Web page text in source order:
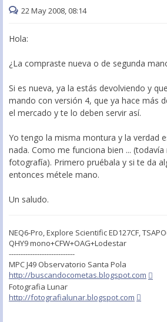
22 May 2008, 08:14
Hola:
¿La compraste nueva o de segunda
Si es nueva, ya la estás devolviendo y
mando con versión 4, que ya hace más
el mercado y te lo deben servir así.
Yo tengo la misma montura y la verdad
nada. Como me funciona bien ...
fotografía). Primero pruébala y si te da
entonces métele mano.
Un saludo.
NEQ6-Pro, Explore Scientific ED127CF,
QHY9 mono+CFW+OAG+Lodestar
----------------------------
MPC J49 Observatorio Santa Pola
http://buscandocometas.blogspot.com
Fotografia Lunar
http://fotografialunar.blogspot.com